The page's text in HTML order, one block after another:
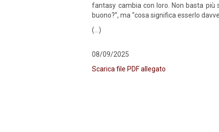
fantasy cambia con loro. Non basta più
buono?”, ma“cosa significa esserlo
(...)
08/09/2025
Scarica file PDF allegato